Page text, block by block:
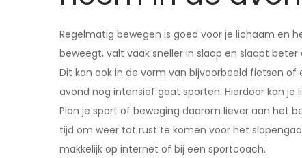
Regelmatig bewegen is goed voor je lichaam en
beweegt, valt vaak sneller in slaap en slaapt
Dit kan ook in de vorm van bijvoorbeeld fietsen
avond nog intensief gaat sporten. Hierdoor kan je
Plan je sport of beweging daarom liever aan het
tijd om weer tot rust te komen voor het
makkelijk op internet of bij een sportcoach.